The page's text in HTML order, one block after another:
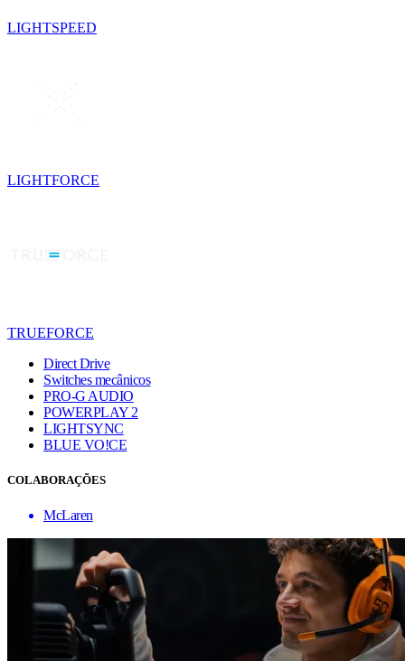
LIGHTSPEED
LIGHTFORCE
TRUEFORCE
Direct Drive
Switches mecânicos
PRO-G AUDIO
POWERPLAY 2
LIGHTSYNC
BLUE VO!CE
COLABORAÇÕES
McLaren